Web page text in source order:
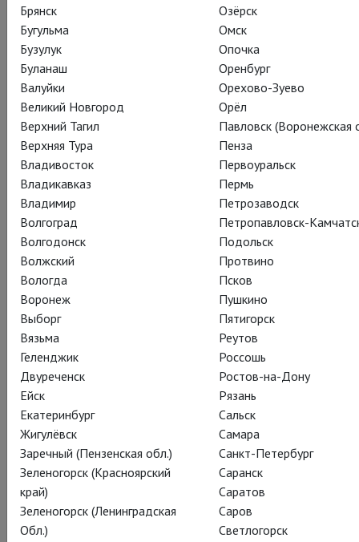
Не пропустите«Двенадцатую ночь»
26 мая в кинотеатре
«Синема Парк Метрополис», если по каким-то
невообразимым причинам вы еще не видели эту
постановку. Спектакль, который продолжает поражать
зрителей и не теряет своей актуальности и блеска, сколько
его ни смотри.
– Никогда не думал, что постановка, сделанная с почти
музейным подходом, может так рассмешить наше
поколение. Играют на старинных инструментах, говорят
строго по тексту, танцуют, как встарь, — а смешно как на
хорошем остроактуальном стендапе.
– Великолепный спектакль, потрясающая актерская игра,
море удовольствия, смеха и позитива. Стивен Фрай
великолепен!
– Просто высший пилотаж!! Советую всем без исключения.
Это три незабываемых часа великолепного комедийного
действа. Пол-зала точно лежало под креслами!!
– И время побежало пулей. И цвета стали доставлять
отдельное удовольствие. И режиссерская
изобретательность - не переставая захватывать - оказалась
Брянск
Бугульма
Бузулук
Буланаш
Валуйки
Великий Новгород
Верхний Тагил
Верхняя Тура
Владивосток
Владикавказ
Владимир
Волгоград
Волгодонск
Волжский
Вологда
Воронеж
Выборг
Вязьма
Геленджик
Двуреченск
Ейск
Екатеринбург
Жигулёвск
Заречный (Пензенская обл.)
Зеленогорск (Красноярский
край)
Зеленогорск (Ленинградская
Обл.)
Озёрск
Омск
Опочка
Оренбург
Орехово-Зуево
Орёл
Павловск (Воронежская
Пенза
Первоуральск
Пермь
Петрозаводск
Петропавловск-
Подольск
Протвино
Псков
Пушкино
Пятигорск
Реутов
Россошь
Ростов-на-Дону
Рязань
Сальск
Самара
Санкт-Петербург
Саранск
Саратов
Саров
Светлогорск